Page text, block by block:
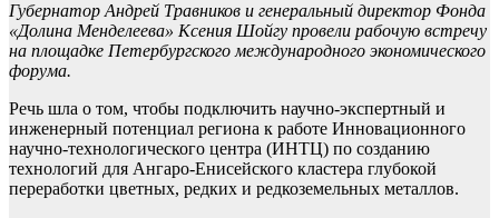
Губернатор Андрей Травников и генеральный директор Фонда
«Долина Менделеева» Ксения Шойгу провели рабочую встречу
на площадке Петербургского международного экономического
форума.
Речь шла о том, чтобы подключить научно-экспертный и
инженерный потенциал региона к работе Инновационного
научно-технологического центра (ИНТЦ) по созданию
технологий для Ангаро-Енисейского кластера глубокой
переработки цветных, редких и редкоземельных металлов.